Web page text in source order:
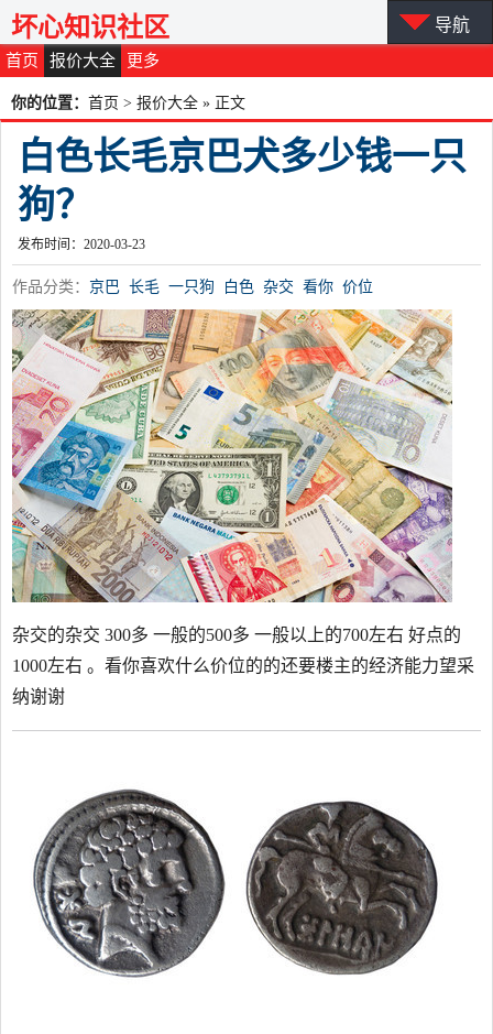
首页 报价大全 更多
坏心知识社区 导航
你的位置： 首页 > 报价大全 » 正文
白色长毛京巴犬多少钱一只
狗？
发布时间：2020-03-23
作品分类： 京巴 长毛 一只狗 白色 杂交 看你 价位
杂交的杂交 300多 一般的500多 一般以上的700左右 好点的
1000左右 。看你喜欢什么价位的的还要楼主的经济能力望采
纳谢谢